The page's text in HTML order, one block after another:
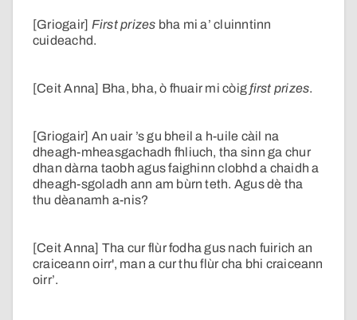
[Griogair] First prizes bha mi a’ cluinntinn
cuideachd.
[Ceit Anna] Bha, bha, ò fhuair mi còig first prizes.
[Griogair] An uair ’s gu bheil a h-uile càil na
dheagh-mheasgachadh fhliuch, tha sinn ga chur
dhan dàrna taobh agus faighinn clobhd a chaidh a
dheagh-sgoladh ann am bùrn teth. Agus dè tha
thu dèanamh a-nis?
[Ceit Anna] Tha cur flùr fodha gus nach fuirich an
craiceann oirr', man a cur thu flùr cha bhi craiceann
oirr’.